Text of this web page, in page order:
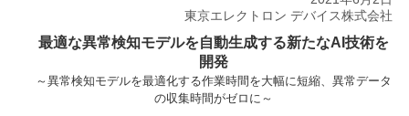
東京エレクトロン デバイス株式会社
最適な異常検知モデルを自動生成する新たなAI技術を
開発
～異常検知モデルを最適化する作業時間を大幅に短縮、異常データ
の収集時間がゼロに～